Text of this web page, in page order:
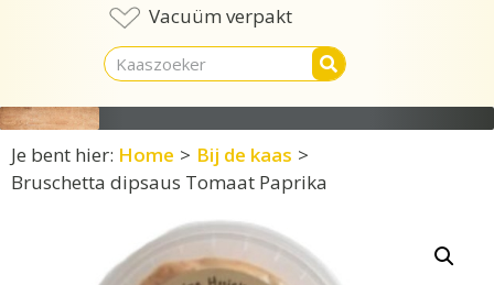
Vacuüm verpakt
Je bent hier: Home > Bij de kaas >
Bruschetta dipsaus Tomaat Paprika